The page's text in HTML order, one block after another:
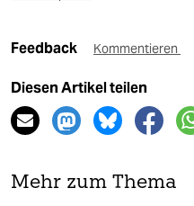
Feedback Kommentieren
Diesen Artikel teilen
Mehr zum Thema